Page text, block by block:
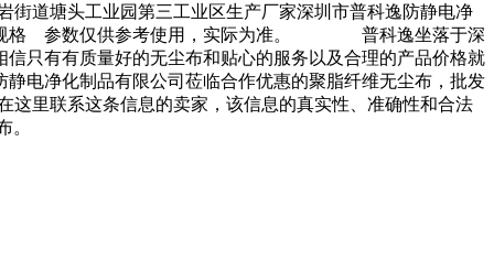
街道塘头工业园第三工业区生产厂家深圳市普科逸防静电净
规格 参数仅供参考使用，实际为准。 普科逸坐落于深
只有有质量好的无尘布和贴心的服务以及合理的产品价格就
净化制品有限公司莅临合作优惠的聚脂纤维无尘布，批发
这里联系这条信息的卖家，该信息的真实性、准确性和合法
。